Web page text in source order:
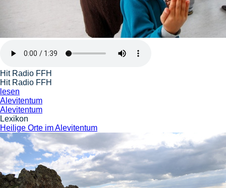
Hit Radio FFH
Hit Radio FFH
lesen
Alevitentum
Alevitentum
Lexikon
Heilige Orte im Alevitentum